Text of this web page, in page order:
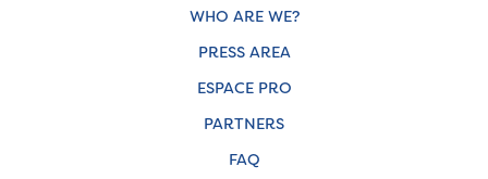
WHO ARE WE?
PRESS AREA
ESPACE PRO
PARTNERS
FAQ